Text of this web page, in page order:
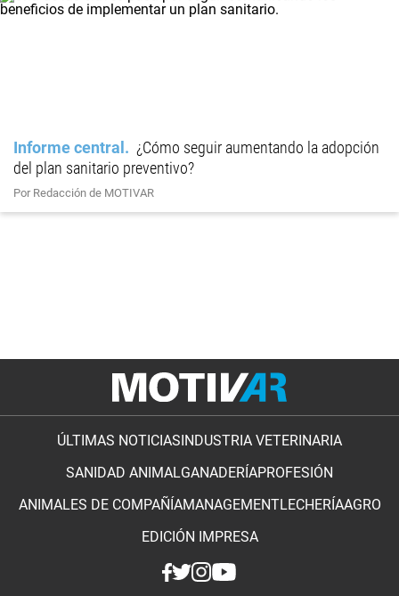
Informe central
¿Cómo seguir aumentando la adopción
del plan sanitario preventivo?
Por Redacción de MOTIVAR
ÚLTIMAS NOTICIAS INDUSTRIA VETERINARIA
SANIDAD ANIMALGANADERÍAPROFESIÓN
ANIMALES DE COMPAÑÍAMANAGEMENTLECHERÍAAGRO
EDICIÓN IMPRESA